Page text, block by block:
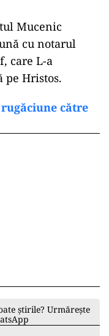
Mucenic
cu notarul
care L-a
Hristos.
către
știrile? Urmărește